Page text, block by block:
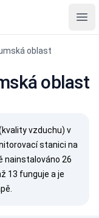
oblast
oblast
vzduchu) v
stanici na
nainstalováno 26
13 funguje a je